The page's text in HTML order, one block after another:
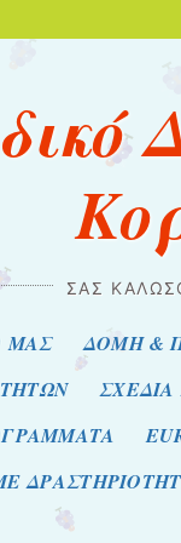
ΣΑΣ
ΜΑΣ ΔΟΜΗ &